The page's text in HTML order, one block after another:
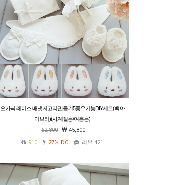
오가닉 레이스 배냇저고리만들기5종유기농DIY세트(백아
이보리)(사계절용/여름용)
62,800
45,800
910
27% DC 리뷰 421